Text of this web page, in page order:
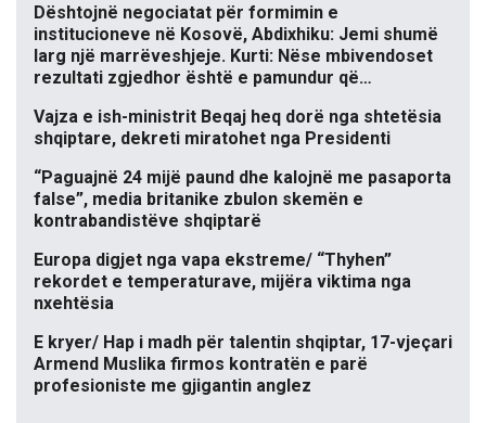
Dështojnë negociatat për formimin e
institucioneve në Kosovë, Abdixhiku: Jemi shumë
larg një marrëveshjeje. Kurti: Nëse mbivendoset
rezultati zgjedhor është e pamundur që…
Vajza e ish-ministrit Beqaj heq dorë nga shtetësia
shqiptare, dekreti miratohet nga Presidenti
“Paguajnë 24 mijë paund dhe kalojnë me pasaporta
false”, media britanike zbulon skemën e
kontrabandistëve shqiptarë
Europa digjet nga vapa ekstreme/ “Thyhen”
rekordet e temperaturave, mijëra viktima nga
nxehtësia
E kryer/ Hap i madh për talentin shqiptar, 17-vjeçari
Armend Muslika firmos kontratën e parë
profesioniste me gjigantin anglez